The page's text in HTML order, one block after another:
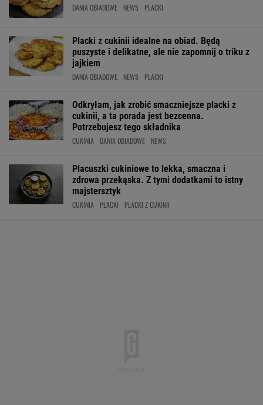
DANIA OBIADOWE NEWS PLACKI
Placki z cukinii idealne na obiad. Będą
puszyste i delikatne, ale nie zapomnij o triku z
jajkiem
DANIA OBIADOWE NEWS PLACKI
Odkryłam, jak zrobić smaczniejsze placki z
cukinii, a ta porada jest bezcenna.
Potrzebujesz tego składnika
CUKINIA DANIA OBIADOWE NEWS
Placuszki cukiniowe to lekka, smaczna i
zdrowa przekąska. Z tymi dodatkami to istny
majstersztyk
CUKINIA PLACKI PLACKI Z CUKINII